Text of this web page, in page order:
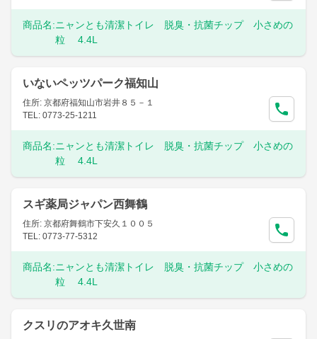
商品名:ニャンとも清潔トイレ 脱臭・抗菌チップ 小さめの
粒 4.4L
いないペッツパーク福知山
住所: 京都府福知山市岩井８５－１
TEL: 0773-25-1211
商品名:ニャンとも清潔トイレ 脱臭・抗菌チップ 小さめの
粒 4.4L
スギ薬局ジャパン西舞鶴
住所: 京都府舞鶴市下安久１００５
TEL: 0773-77-5312
商品名:ニャンとも清潔トイレ 脱臭・抗菌チップ 小さめの
粒 4.4L
クスリのアオキ久世南